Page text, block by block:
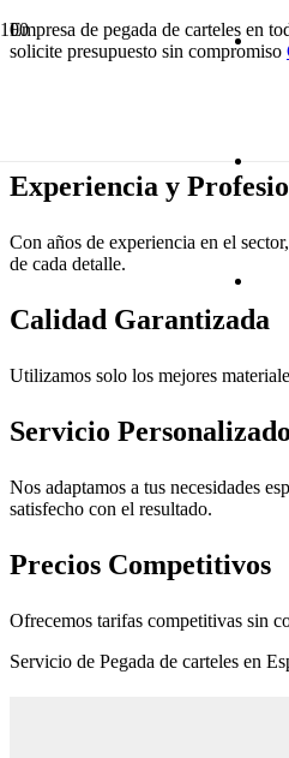
Empresa de pegada de carteles en
solicite presupuesto sin compromiso
Experiencia y
Con años de experiencia en el
de cada detalle.
Calidad Garantizada
Utilizamos solo los mejores
Servicio Personalizado
Nos adaptamos a tus necesidades
satisfecho con el resultado.
Precios Competitivos
Ofrecemos tarifas competitivas sin
Servicio de Pegada de carteles en